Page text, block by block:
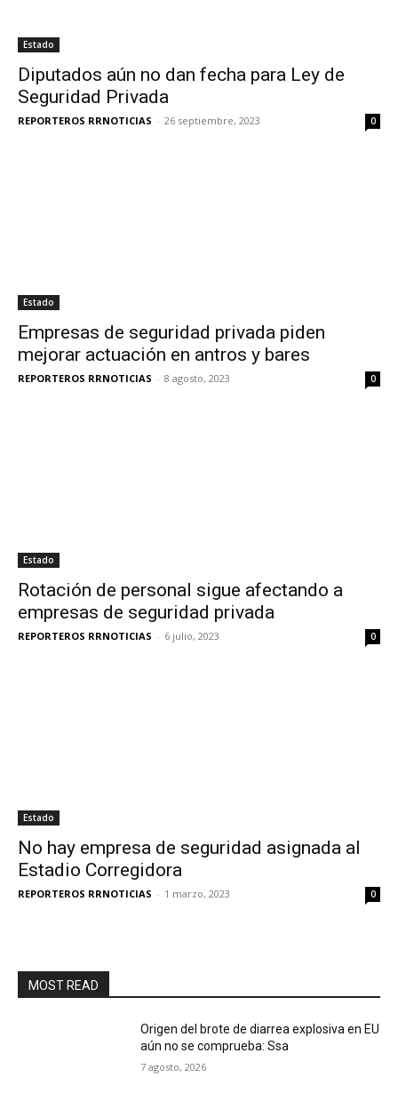
Estado
Diputados aún no dan fecha para Ley de
Seguridad Privada
REPORTEROS RRNOTICIAS - 26 septiembre, 2023 0
Estado
Empresas de seguridad privada piden
mejorar actuación en antros y bares
REPORTEROS RRNOTICIAS - 8 agosto, 2023 0
Estado
Rotación de personal sigue afectando a
empresas de seguridad privada
REPORTEROS RRNOTICIAS - 6 julio, 2023 0
Estado
No hay empresa de seguridad asignada al
Estadio Corregidora
REPORTEROS RRNOTICIAS - 1 marzo, 2023 0
MOST READ
Origen del brote de diarrea explosiva en EU
aún no se comprueba: Ssa
7 agosto, 2026